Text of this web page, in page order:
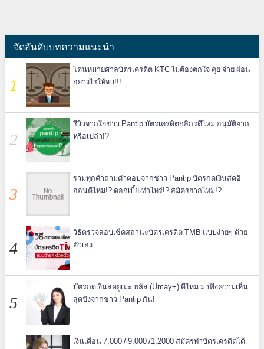
จัดอันดับบทความแนะนำ
โดนหมายศาลบัตรเครดิต KTC ไม่ต้องตกใจ คุย จ่าย ผ่อน
อย่างไรให้จบ!!!
รีวิวจากใจชาว Pantip บัตรเครดิตกสิกรดีไหม อนุมัติยาก
หรือเปล่า!?
รวมทุกคำถามคำตอบจากชาว Pantip บัตรกดเงินสดอิ
ออนดีไหม!? ดอกเบี้ยเท่าไหร่!? สมัครยากไหม!?
วิธีตรวจสอบเช็คสถานะบัตรเครดิต TMB แบบง่ายๆ ด้วย
ตัวเอง
บัตรกดเงินสดยูเมะ พลัส (Umay+) ดีไหม มาฟังความเห็น
สุดปังจากชาว Pantip กัน!
เงินเดือน 7,000 / 9,000 /1,2000 สมัครทำบัตรเครดิตได้